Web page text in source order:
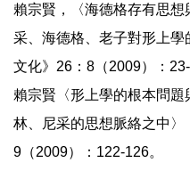
賴宗賢，〈海德格存有思
采、海德格、老子對形上
文化》26：8（2009）：23-
賴宗賢〈形上學的根本問
林、尼采的思想脈絡之中〉
9（2009）：122-126。